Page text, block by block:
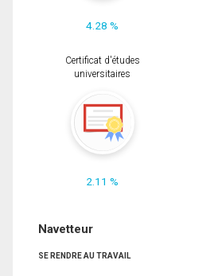
4.28 %
Certificat d'études
universitaires
2.11 %
Navetteur
SE RENDRE AU TRAVAIL